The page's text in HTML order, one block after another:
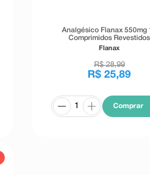
Analgésico Flanax 550mg
Comprimidos Revestidos
Flanax
R$ 28,99
R$ 25,89
Comprar